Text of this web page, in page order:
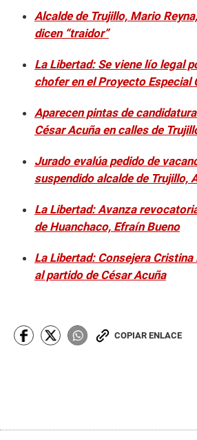
Alcalde de Trujillo, Mario
dicen “traidor”
La Libertad: Se viene lío legal
chofer en el Proyecto Especial
Aparecen pintas de
César Acuña en calles de
Jurado evalúa pedido de
suspendido alcalde de Trujillo,
La Libertad: Avanza
de Huanchaco, Efraín Bueno
La Libertad: Consejera
al partido de César Acuña
COPIAR ENLACE